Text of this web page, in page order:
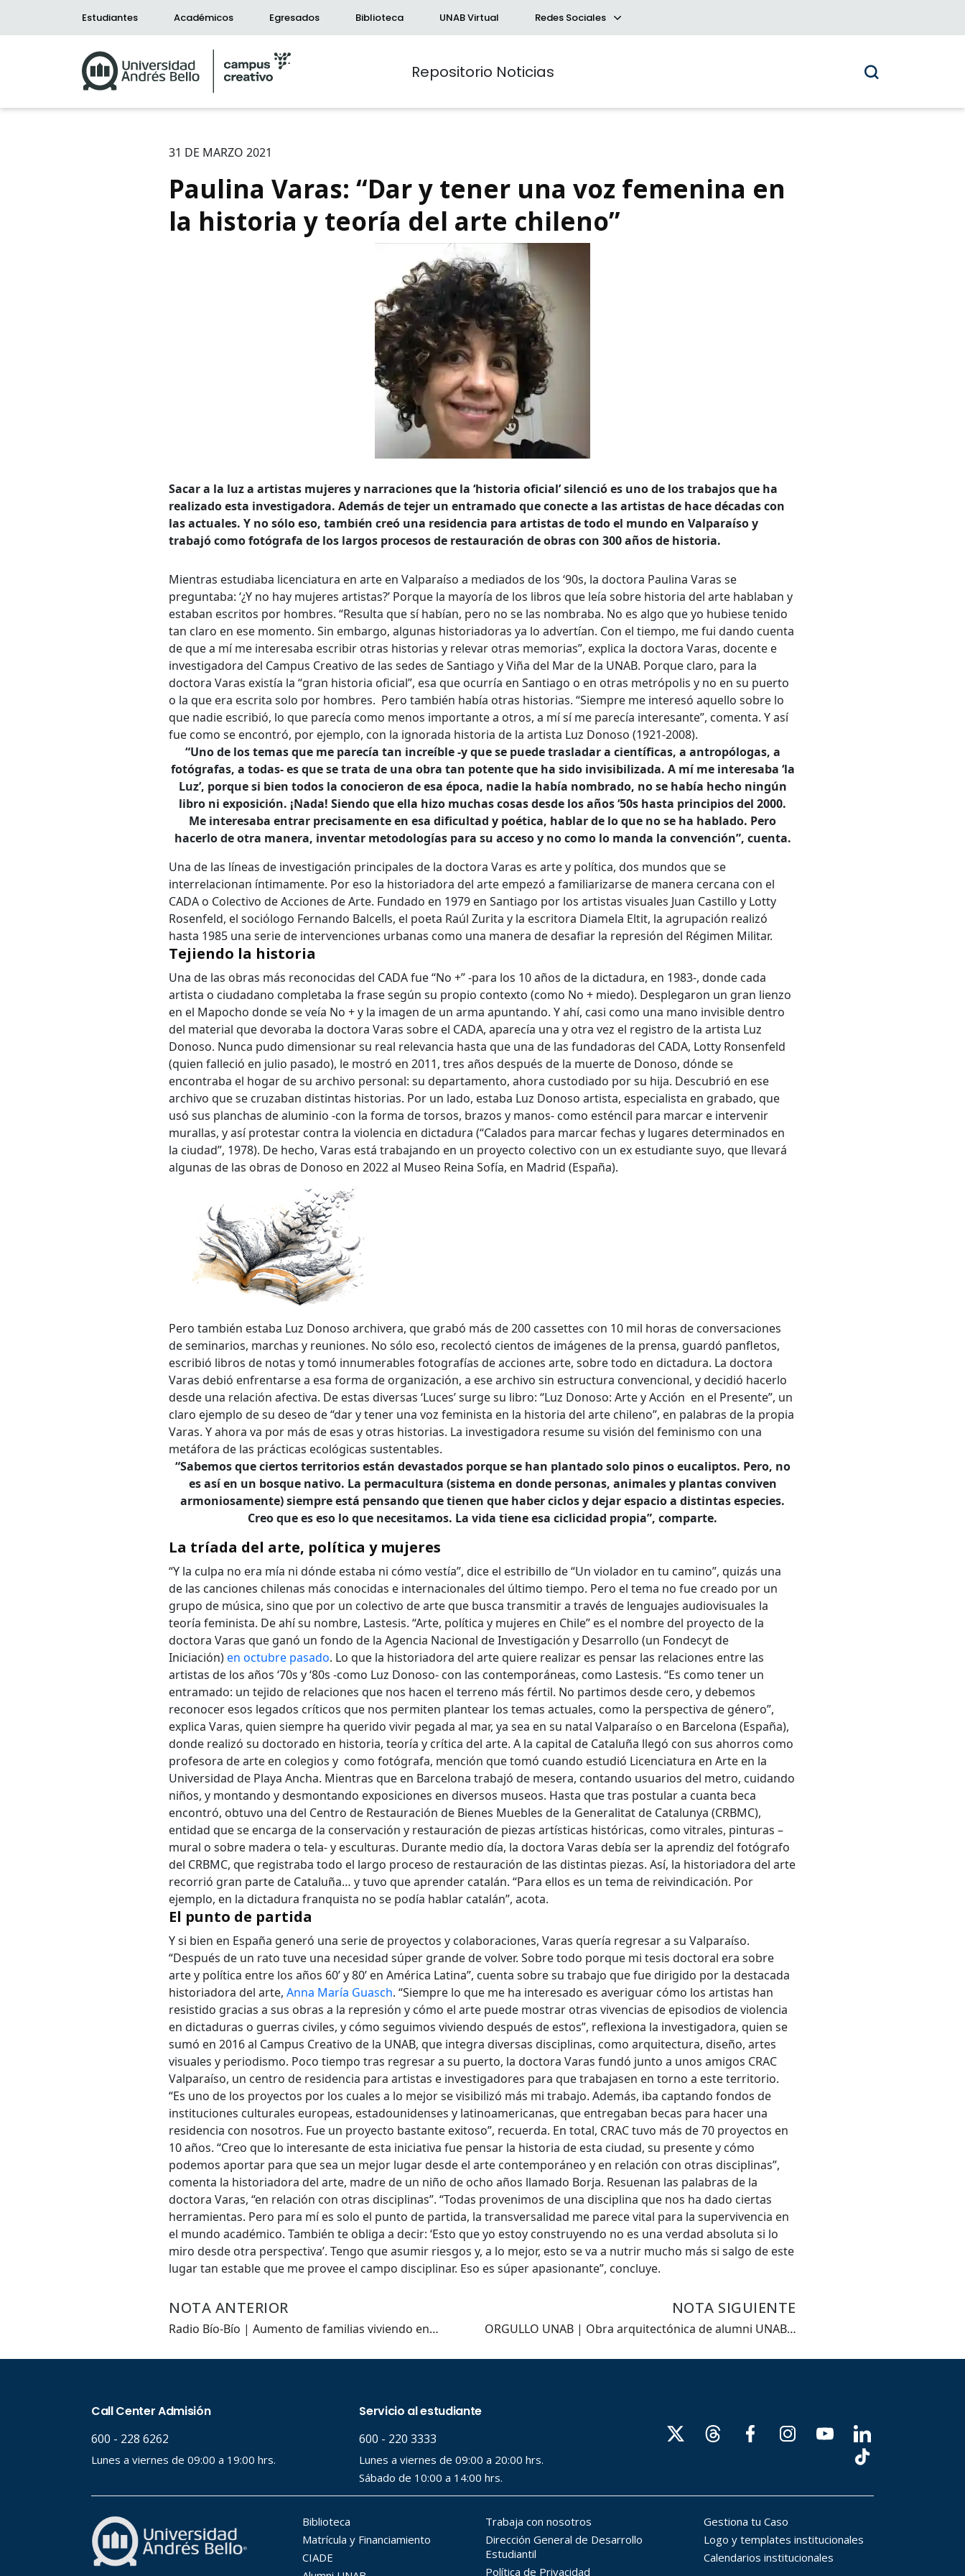
Estudiantes Académicos Egresados Biblioteca UNAB Virtual Redes Sociales
Repositorio Noticias
31 DE MARZO 2021
Paulina Varas: “Dar y tener una voz femenina en
la historia y teoría del arte chileno”
Sacar a la luz a artistas mujeres y narraciones que la ‘historia oficial’ silenció es uno de los trabajos que ha
realizado esta investigadora. Además de tejer un entramado que conecte a las artistas de hace décadas con
las actuales. Y no sólo eso, también creó una residencia para artistas de todo el mundo en Valparaíso y
trabajó como fotógrafa de los largos procesos de restauración de obras con 300 años de historia.
Mientras estudiaba licenciatura en arte en Valparaíso a mediados de los ‘90s, la doctora Paulina Varas se
preguntaba: ‘¿Y no hay mujeres artistas?’ Porque la mayoría de los libros que leía sobre historia del arte hablaban y
estaban escritos por hombres. “Resulta que sí habían, pero no se las nombraba. No es algo que yo hubiese tenido
tan claro en ese momento. Sin embargo, algunas historiadoras ya lo advertían. Con el tiempo, me fui dando cuenta
de que a mí me interesaba escribir otras historias y relevar otras memorias”, explica la doctora Varas, docente e
investigadora del Campus Creativo de las sedes de Santiago y Viña del Mar de la UNAB. Porque claro, para la
doctora Varas existía la “gran historia oficial”, esa que ocurría en Santiago o en otras metrópolis y no en su puerto
o la que era escrita solo por hombres. Pero también había otras historias. “Siempre me interesó aquello sobre lo
que nadie escribió, lo que parecía como menos importante a otros, a mí sí me parecía interesante”, comenta. Y así
fue como se encontró, por ejemplo, con la ignorada historia de la artista Luz Donoso (1921-2008).
“Uno de los temas que me parecía tan increíble -y que se puede trasladar a científicas, a antropólogas, a
fotógrafas, a todas- es que se trata de una obra tan potente que ha sido invisibilizada. A mí me interesaba ‘la
Luz’, porque si bien todos la conocieron de esa época, nadie la había nombrado, no se había hecho ningún
libro ni exposición. ¡Nada! Siendo que ella hizo muchas cosas desde los años ‘50s hasta principios del 2000.
Me interesaba entrar precisamente en esa dificultad y poética, hablar de lo que no se ha hablado. Pero
hacerlo de otra manera, inventar metodologías para su acceso y no como lo manda la convención”, cuenta.
Una de las líneas de investigación principales de la doctora Varas es arte y política, dos mundos que se
interrelacionan íntimamente. Por eso la historiadora del arte empezó a familiarizarse de manera cercana con el
CADA o Colectivo de Acciones de Arte. Fundado en 1979 en Santiago por los artistas visuales Juan Castillo y Lotty
Rosenfeld, el sociólogo Fernando Balcells, el poeta Raúl Zurita y la escritora Diamela Eltit, la agrupación realizó
hasta 1985 una serie de intervenciones urbanas como una manera de desafiar la represión del Régimen Militar.
Tejiendo la historia
Una de las obras más reconocidas del CADA fue “No +” -para los 10 años de la dictadura, en 1983-, donde cada
artista o ciudadano completaba la frase según su propio contexto (como No + miedo). Desplegaron un gran lienzo
en el Mapocho donde se veía No + y la imagen de un arma apuntando. Y ahí, casi como una mano invisible dentro
del material que devoraba la doctora Varas sobre el CADA, aparecía una y otra vez el registro de la artista Luz
Donoso. Nunca pudo dimensionar su real relevancia hasta que una de las fundadoras del CADA, Lotty Ronsenfeld
(quien falleció en julio pasado), le mostró en 2011, tres años después de la muerte de Donoso, dónde se
encontraba el hogar de su archivo personal: su departamento, ahora custodiado por su hija. Descubrió en ese
archivo que se cruzaban distintas historias. Por un lado, estaba Luz Donoso artista, especialista en grabado, que
usó sus planchas de aluminio -con la forma de torsos, brazos y manos- como esténcil para marcar e intervenir
murallas, y así protestar contra la violencia en dictadura (“Calados para marcar fechas y lugares determinados en
la ciudad”, 1978). De hecho, Varas está trabajando en un proyecto colectivo con un ex estudiante suyo, que llevará
algunas de las obras de Donoso en 2022 al Museo Reina Sofía, en Madrid (España).
Pero también estaba Luz Donoso archivera, que grabó más de 200 cassettes con 10 mil horas de conversaciones
de seminarios, marchas y reuniones. No sólo eso, recolectó cientos de imágenes de la prensa, guardó panfletos,
escribió libros de notas y tomó innumerables fotografías de acciones arte, sobre todo en dictadura. La doctora
Varas debió enfrentarse a esa forma de organización, a ese archivo sin estructura convencional, y decidió hacerlo
desde una relación afectiva. De estas diversas ‘Luces’ surge su libro: “Luz Donoso: Arte y Acción en el Presente”, un
claro ejemplo de su deseo de “dar y tener una voz feminista en la historia del arte chileno”, en palabras de la propia
Varas. Y ahora va por más de esas y otras historias. La investigadora resume su visión del feminismo con una
metáfora de las prácticas ecológicas sustentables.
“Sabemos que ciertos territorios están devastados porque se han plantado solo pinos o eucaliptos. Pero, no
es así en un bosque nativo. La permacultura (sistema en donde personas, animales y plantas conviven
armoniosamente) siempre está pensando que tienen que haber ciclos y dejar espacio a distintas especies.
Creo que es eso lo que necesitamos. La vida tiene esa ciclicidad propia”, comparte.
La tríada del arte, política y mujeres
“Y la culpa no era mía ni dónde estaba ni cómo vestía”, dice el estribillo de “Un violador en tu camino”, quizás una
de las canciones chilenas más conocidas e internacionales del último tiempo. Pero el tema no fue creado por un
grupo de música, sino que por un colectivo de arte que busca transmitir a través de lenguajes audiovisuales la
teoría feminista. De ahí su nombre, Lastesis. “Arte, política y mujeres en Chile” es el nombre del proyecto de la
doctora Varas que ganó un fondo de la Agencia Nacional de Investigación y Desarrollo (un Fondecyt de
Iniciación)en octubre pasado. Lo que la historiadora del arte quiere realizar es pensar las relaciones entre las
artistas de los años ‘70s y ‘80s -como Luz Donoso- con las contemporáneas, como Lastesis. “Es como tener un
entramado: un tejido de relaciones que nos hacen el terreno más fértil. No partimos desde cero, y debemos
reconocer esos legados críticos que nos permiten plantear los temas actuales, como la perspectiva de género”,
explica Varas, quien siempre ha querido vivir pegada al mar, ya sea en su natal Valparaíso o en Barcelona (España),
donde realizó su doctorado en historia, teoría y crítica del arte. A la capital de Cataluña llegó con sus ahorros como
profesora de arte en colegios y como fotógrafa, mención que tomó cuando estudió Licenciatura en Arte en la
Universidad de Playa Ancha. Mientras que en Barcelona trabajó de mesera, contando usuarios del metro, cuidando
niños, y montando y desmontando exposiciones en diversos museos. Hasta que tras postular a cuanta beca
encontró, obtuvo una del Centro de Restauración de Bienes Muebles de la Generalitat de Catalunya (CRBMC),
entidad que se encarga de la conservación y restauración de piezas artísticas históricas, como vitrales, pinturas –
mural o sobre madera o tela- y esculturas. Durante medio día, la doctora Varas debía ser la aprendiz del fotógrafo
del CRBMC, que registraba todo el largo proceso de restauración de las distintas piezas. Así, la historiadora del arte
recorrió gran parte de Cataluña… y tuvo que aprender catalán. “Para ellos es un tema de reivindicación. Por
ejemplo, en la dictadura franquista no se podía hablar catalán”, acota.
El punto de partida
Y si bien en España generó una serie de proyectos y colaboraciones, Varas quería regresar a su Valparaíso.
“Después de un rato tuve una necesidad súper grande de volver. Sobre todo porque mi tesis doctoral era sobre
arte y política entre los años 60’ y 80’ en América Latina”, cuenta sobre su trabajo que fue dirigido por la destacada
historiadora del arte,Anna María Guasch. “Siempre lo que me ha interesado es averiguar cómo los artistas han
resistido gracias a sus obras a la represión y cómo el arte puede mostrar otras vivencias de episodios de violencia
en dictaduras o guerras civiles, y cómo seguimos viviendo después de estos”, reflexiona la investigadora, quien se
sumó en 2016 al Campus Creativo de la UNAB, que integra diversas disciplinas, como arquitectura, diseño, artes
visuales y periodismo. Poco tiempo tras regresar a su puerto, la doctora Varas fundó junto a unos amigos CRAC
Valparaíso, un centro de residencia para artistas e investigadores para que trabajasen en torno a este territorio.
“Es uno de los proyectos por los cuales a lo mejor se visibilizó más mi trabajo. Además, iba captando fondos de
instituciones culturales europeas, estadounidenses y latinoamericanas, que entregaban becas para hacer una
residencia con nosotros. Fue un proyecto bastante exitoso”, recuerda. En total, CRAC tuvo más de 70 proyectos en
10 años. “Creo que lo interesante de esta iniciativa fue pensar la historia de esta ciudad, su presente y cómo
podemos aportar para que sea un mejor lugar desde el arte contemporáneo y en relación con otras disciplinas”,
comenta la historiadora del arte, madre de un niño de ocho años llamado Borja. Resuenan las palabras de la
doctora Varas, “en relación con otras disciplinas”. “Todas provenimos de una disciplina que nos ha dado ciertas
herramientas. Pero para mí es solo el punto de partida, la transversalidad me parece vital para la supervivencia en
el mundo académico. También te obliga a decir: ‘Esto que yo estoy construyendo no es una verdad absoluta si lo
miro desde otra perspectiva’. Tengo que asumir riesgos y, a lo mejor, esto se va a nutrir mucho más si salgo de este
lugar tan estable que me provee el campo disciplinar. Eso es súper apasionante”, concluye.
NOTA ANTERIOR
Radio Bío-Bío | Aumento de familias viviendo en…
NOTA SIGUIENTE
ORGULLO UNAB | Obra arquitectónica de alumni UNAB…
Búsqueda Avanzada
Carrera
Desde...
Hasta...